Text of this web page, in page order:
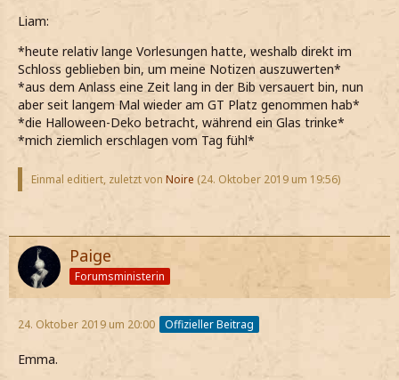
Liam:
*heute relativ lange Vorlesungen hatte, weshalb direkt im
Schloss geblieben bin, um meine Notizen auszuwerten*
*aus dem Anlass eine Zeit lang in der Bib versauert bin, nun
aber seit langem Mal wieder am GT Platz genommen hab*
*die Halloween-Deko betracht, während ein Glas trinke*
*mich ziemlich erschlagen vom Tag fühl*
Einmal editiert, zuletzt von Noire (24. Oktober 2019 um 19:56)
Paige
Forumsministerin
24. Oktober 2019 um 20:00 Offizieller Beitrag
Emma.